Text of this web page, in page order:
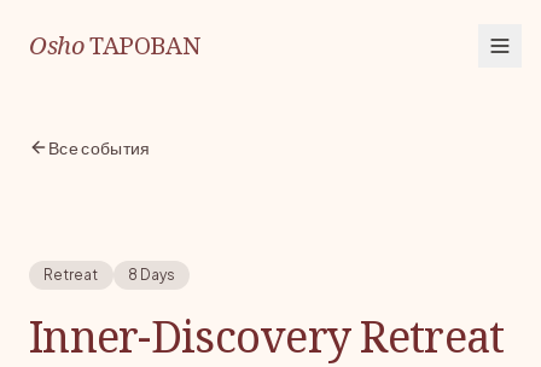
OshoTAPOBAN
Все события
Retreat 8 Days
Inner-Discovery Retreat